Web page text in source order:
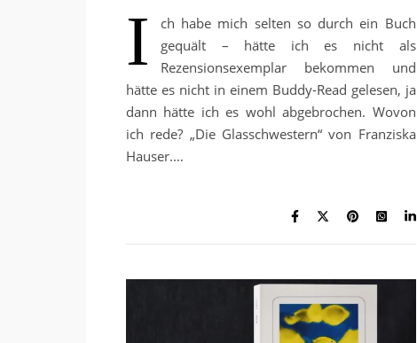
I
ch habe mich selten so durch ein Buch
gequält – hätte ich es nicht als
Rezensionsexemplar bekommen und
hätte es nicht in einem Buddy-Read gelesen, ja
dann hätte ich es wohl abgebrochen. Wovon
ich rede? „Die Glasschwestern“ von Franziska
Hauser.…